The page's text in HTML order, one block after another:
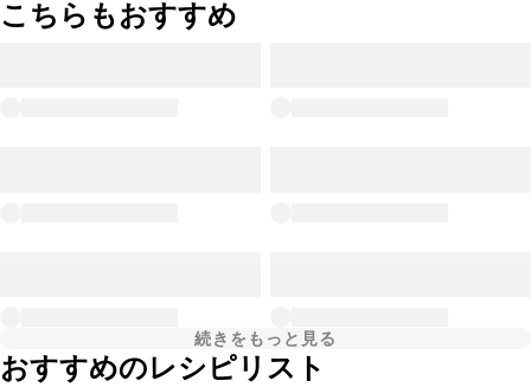
こちらもおすすめ
続きをもっと見る
おすすめのレシピリスト